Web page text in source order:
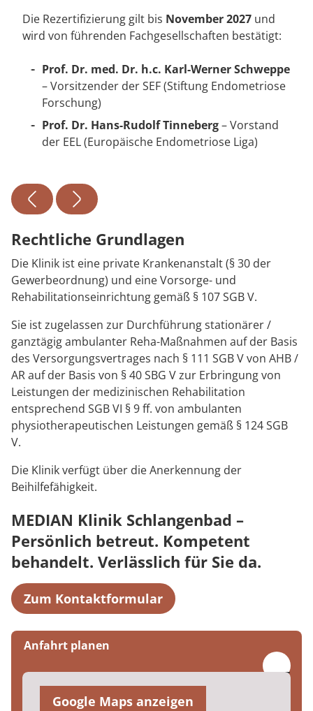
Die Rezertifizierung gilt bis November 2027 und
wird von führenden Fachgesellschaften bestätigt:
Prof. Dr. med. Dr. h.c. Karl-Werner Schweppe
– Vorsitzender der SEF (Stiftung Endometriose
Forschung)
Prof. Dr. Hans-Rudolf Tinneberg– Vorstand
der EEL (Europäische Endometriose Liga)
Rechtliche Grundlagen
Die Klinik ist eine private Krankenanstalt (§ 30 der
Gewerbeordnung) und eine Vorsorge- und
Rehabilitationseinrichtung gemäß § 107 SGB V.
Sie ist zugelassen zur Durchführung stationärer /
ganztägig ambulanter Reha-Maßnahmen auf der Basis
des Versorgungsvertrages nach § 111 SGB V von AHB /
AR auf der Basis von § 40 SBG V zur Erbringung von
Leistungen der medizinischen Rehabilitation
entsprechend SGB VI § 9 ff. von ambulanten
physiotherapeutischen Leistungen gemäß § 124 SGB
V.
Die Klinik verfügt über die Anerkennung der
Beihilfefähigkeit.
MEDIAN Klinik Schlangenbad –
Persönlich betreut. Kompetent
behandelt. Verlässlich für Sie da.
Zum Kontaktformular
Anfahrt planen
Google Maps anzeigen